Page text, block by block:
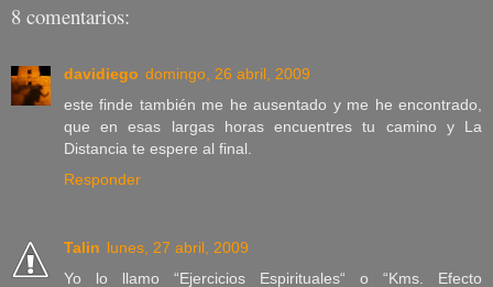
8 comentarios:
davidiego domingo, 26 abril, 2009
este finde también me he ausentado y me he encontrado,
que en esas largas horas encuentres tu camino y La
Distancia te espere al final.
Responder
Talin lunes, 27 abril, 2009
Yo lo llamo “Ejercicios Espirituales“ o “Kms. Efecto